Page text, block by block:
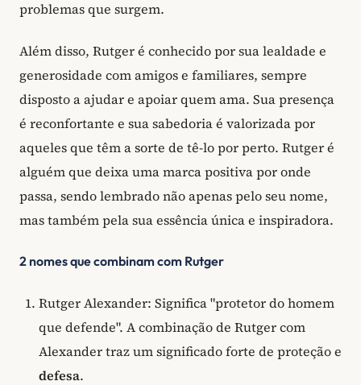
problemas que surgem.
Além disso, Rutger é conhecido por sua lealdade e
generosidade com amigos e familiares, sempre
disposto a ajudar e apoiar quem ama. Sua presença
é reconfortante e sua sabedoria é valorizada por
aqueles que têm a sorte de tê-lo por perto. Rutger é
alguém que deixa uma marca positiva por onde
passa, sendo lembrado não apenas pelo seu nome,
mas também pela sua essência única e inspiradora.
2 nomes que combinam com Rutger
Rutger Alexander: Significa "protetor do homem
que defende". A combinação de Rutger com
Alexander traz um significado forte de proteção e
defesa.